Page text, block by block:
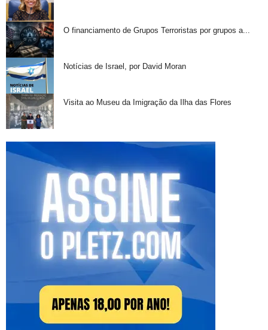
O financiamento de Grupos Terroristas por grupos a...
Notícias de Israel, por David Moran
Visita ao Museu da Imigração da Ilha das Flores